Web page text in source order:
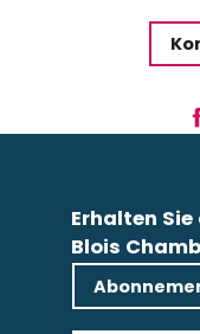
Erhalten
Blois